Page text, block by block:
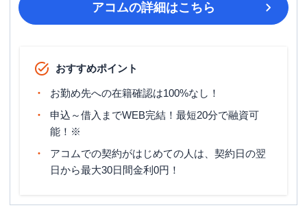
アコムの詳細はこちら
おすすめポイント
お勤め先への在籍確認は100%なし！
申込～借入までWEB完結！最短20分で融資可
能！※
アコムでの契約がはじめての人は、契約日の翌
日から最大30日間金利0円！